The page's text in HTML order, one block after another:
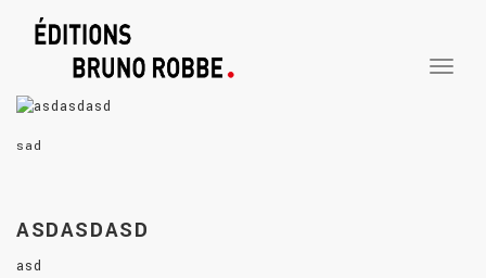
TOGGLE
sad
ASDASDASD
asd